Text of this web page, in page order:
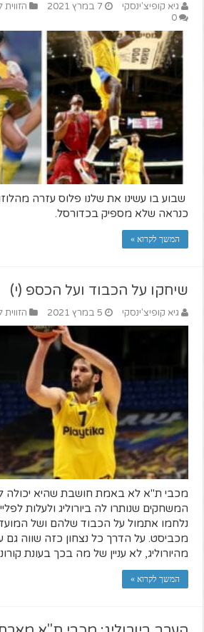
גיא קופיצ'ינסקי 7 במרץ 2021 הזווית
0
שבוע בו עשינו את שלנו פלוס עזרה
כנראה שלא מספיק בכדורסל.
המשך לקרוא »
שיחקו על הכבוד ועל הכספ (י)
גיא קופיצ'ינסקי 5 במרץ 2021
מכבי ת"א לא באמת חושבת שהיא יכולה
המשחקים שנותרו לה ביורוליג ולעלות
נלחמו אתמול על הכבוד שלהם ושל
מכביסט. על הדרך כל נצחון כזה שווה גם
מהיורוליג, לא עניין של מה בכך בעונת
המשך לקרוא »